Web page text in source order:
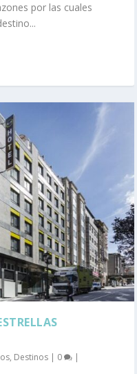
por las cuales
, Destinos | 0 |